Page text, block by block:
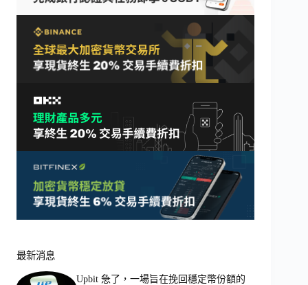
最新消息
Upbit 急了，一場旨在挽回穩定幣份額的